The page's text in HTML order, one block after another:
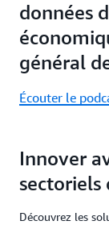
données
général
Écouter le
Innover
sectoriels
Découvrez les